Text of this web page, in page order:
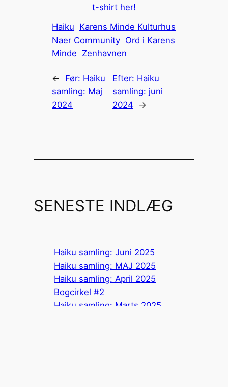
t-shirt her!
Haiku Karens Minde Kulturhus
Naer Community Ord i Karens
Minde Zenhavnen
← Før: Haiku
samling: Maj
2024
Efter: Haiku
samling: juni
2024
→
SENESTE INDLÆG
Haiku samling: Juni 2025
Haiku samling: MAJ 2025
Haiku samling: April 2025
Bogcirkel #2
Haiku samling: Marts 2025